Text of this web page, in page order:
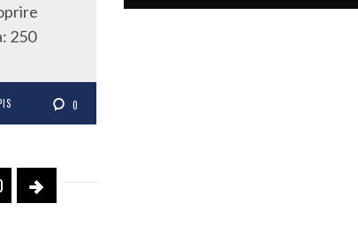
250
0